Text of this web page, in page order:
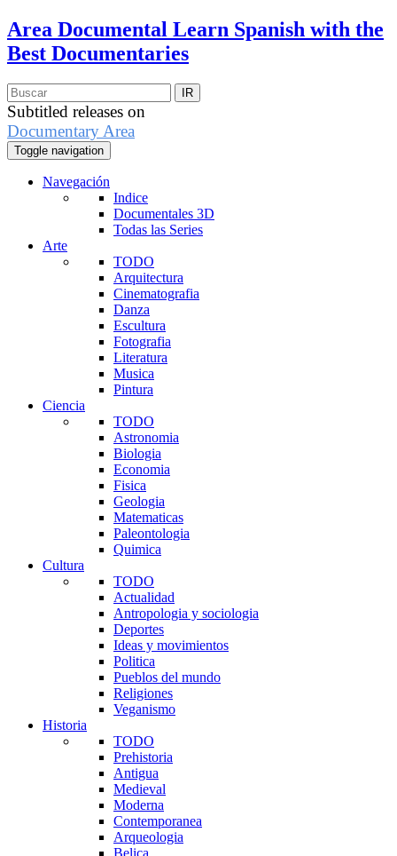
Area Documental Learn Spanish with the
Best Documentaries
Subtitled releases on
Documentary Area
Toggle navigation
Navegación
Indice
Documentales 3D
Todas las Series
Arte
TODO
Arquitectura
Cinematografia
Danza
Escultura
Fotografia
Literatura
Musica
Pintura
Ciencia
TODO
Astronomia
Biologia
Economia
Fisica
Geologia
Matematicas
Paleontologia
Quimica
Cultura
TODO
Actualidad
Antropologia y sociologia
Deportes
Ideas y movimientos
Politica
Pueblos del mundo
Religiones
Veganismo
Historia
TODO
Prehistoria
Antigua
Medieval
Moderna
Contemporanea
Arqueologia
Belica